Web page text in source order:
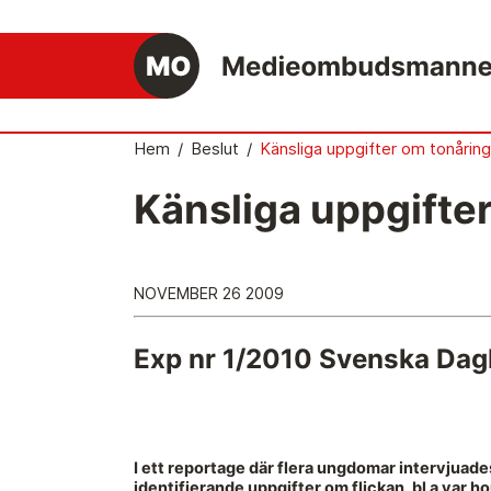
Det medieetiska systemet
Mediernas Etiknämnd fattar de avgörande
besluten
Publicitetsreglerna – grunden i det
Vill du ansluta till det medieetiska
Hem / Beslut / Känsliga uppgifter om tonåring
Känsliga
NOVEMBER 26 2009
Exp nr 1/2010 Svenska
I ett reportage där flera ungdomar